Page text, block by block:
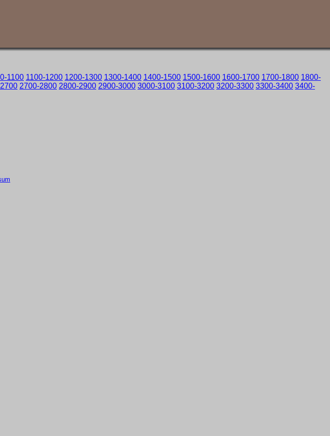
1100 1100-1200 1200-1300 1300-1400 1400-1500 1500-1600 1600-1700 1700-1800 1800-
2700-2800 2800-2900 2900-3000 3000-3100 3100-3200 3200-3300 3300-3400 3400-